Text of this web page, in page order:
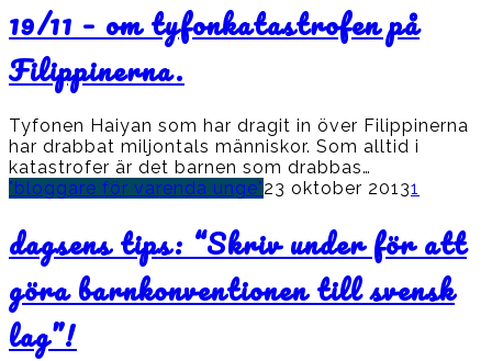
19/11 – om tyfonkatastrofen på
Filippinerna.
Tyfonen Haiyan som har dragit in över Filippinerna
har drabbat miljontals människor. Som alltid i
katastrofer är det barnen som drabbas…
"bloggare för varenda unge"23 oktober 20131
dagsens tips: “Skriv under för att
göra barnkonventionen till svensk
lag”!